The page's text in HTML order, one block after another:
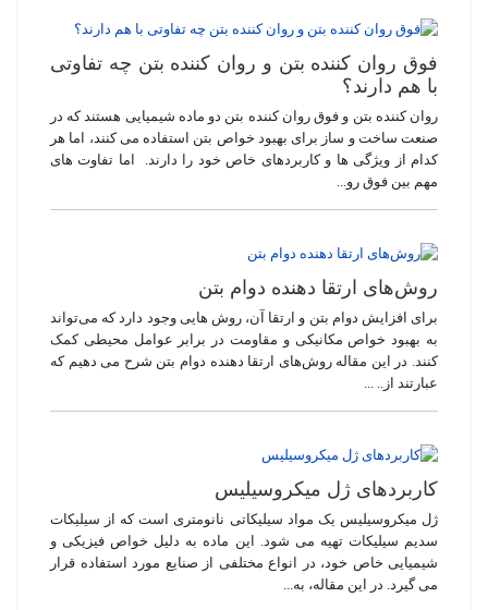
فوق روان کننده بتن و روان کننده بتن چه تفاوتی
با هم دارند؟
روان کننده بتن و فوق روان کننده بتن دو ماده شیمیایی هستند که در
صنعت ساخت و ساز برای بهبود خواص بتن استفاده می کنند، اما هر
کدام از ویژگی ها و کاربردهای خاص خود را دارند. اما تفاوت های
مهم بین فوق رو...
روش‌های ارتقا دهنده دوام بتن
برای افزایش دوام بتن و ارتقا آن، روش هایی وجود دارد که می‌تواند
به بهبود خواص مکانیکی و مقاومت در برابر عوامل محیطی کمک
کنند. در این مقاله روش‌های ارتقا دهنده دوام بتن شرح می دهیم که
عبارتند از.. ...
کاربردهای ژل میکروسیلیس
ژل میکروسیلیس یک مواد سیلیکاتی نانومتری است که از سیلیکات
سدیم سیلیکات تهیه می شود. این ماده به دلیل خواص فیزیکی و
شیمیایی خاص خود، در انواع مختلفی از صنایع مورد استفاده قرار
می گیرد. در این مقاله، به...